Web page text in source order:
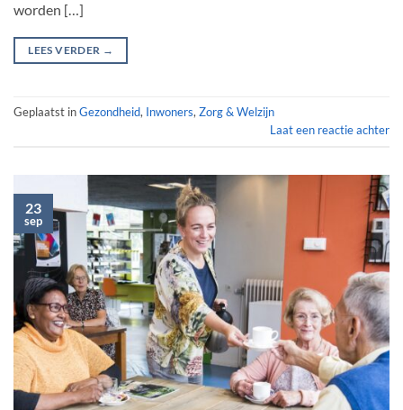
worden […]
LEES VERDER →
Geplaatst inGezondheid, Inwoners,Zorg & Welzijn
Laat een reactie achter
23
sep